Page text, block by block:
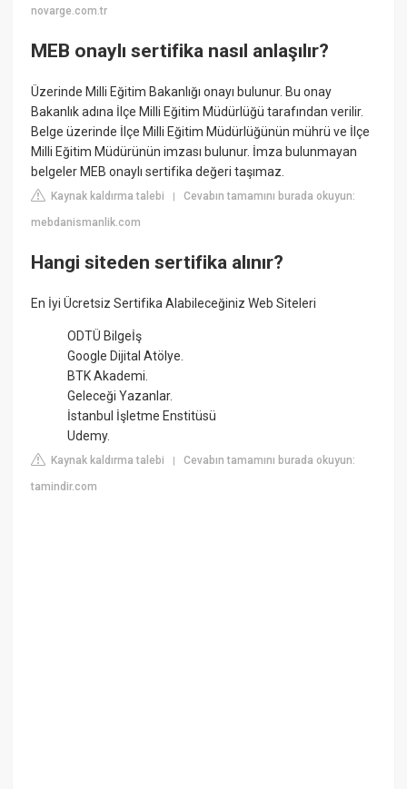
novarge.com.tr
MEB onaylı sertifika nasıl anlaşılır?
Üzerinde Milli Eğitim Bakanlığı onayı bulunur. Bu onay
Bakanlık adına İlçe Milli Eğitim Müdürlüğü tarafından verilir.
Belge üzerinde İlçe Milli Eğitim Müdürlüğünün mührü ve İlçe
Milli Eğitim Müdürünün imzası bulunur. İmza bulunmayan
belgeler MEB onaylı sertifika değeri taşımaz.
Kaynak kaldırma talebi |Cevabın tamamını burada okuyun:
mebdanismanlik.com
Hangi siteden sertifika alınır?
En İyi Ücretsiz Sertifika Alabileceğiniz Web Siteleri
ODTÜ Bilgeİş
Google Dijital Atölye.
BTK Akademi.
Geleceği Yazanlar.
İstanbul İşletme Enstitüsü
Udemy.
Kaynak kaldırma talebi |Cevabın tamamını burada okuyun:
tamindir.com